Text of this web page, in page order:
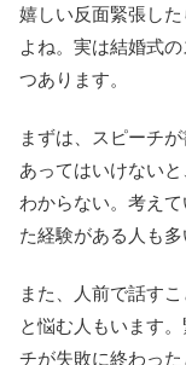
嬉しい反面緊張し
よね。実は結婚式
つあります。
まずは、スピーチ
あってはいけない
わからない。考え
た経験がある人も多
また、人前で話す
と悩む人もいます
チが失敗に終わった